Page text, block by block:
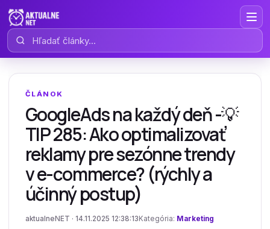
Hľadať články
ČLÁNOK
GoogleAds na každý deň -💡
TIP 285: Ako optimalizovať
reklamy pre sezónne trendy
v e-commerce? (rýchly a
účinný postup)
aktualneNET · 14.11.2025 12:38:13 Kategória: Marketing